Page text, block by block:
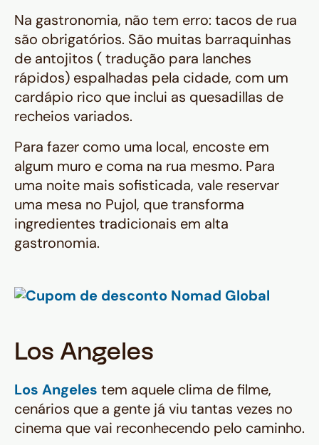
Na gastronomia, não tem erro: tacos de rua
são obrigatórios. São muitas barraquinhas
de antojitos ( tradução para lanches
rápidos) espalhadas pela cidade, com um
cardápio rico que inclui as quesadillas de
recheios variados.
Para fazer como uma local, encoste em
algum muro e coma na rua mesmo. Para
uma noite mais sofisticada, vale reservar
uma mesa no Pujol, que transforma
ingredientes tradicionais em alta
gastronomia.
Los Angeles
Los Angeles tem aquele clima de filme,
cenários que a gente já viu tantas vezes no
cinema que vai reconhecendo pelo caminho.